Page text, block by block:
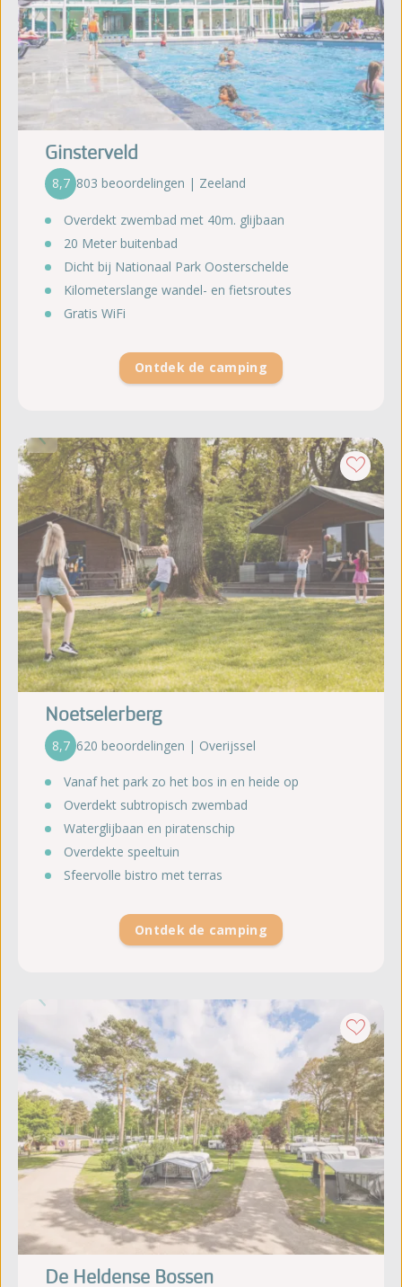
Ginsterveld
8,7 803 beoordelingen | Zeeland
Overdekt zwembad met 40m. glijbaan
20 Meter buitenbad
Dicht bij Nationaal Park Oosterschelde
Kilometerslange wandel- en fietsroutes
Gratis WiFi
Ontdek de camping
Noetselerberg
8,7 620 beoordelingen | Overijssel
Vanaf het park zo het bos in en heide op
Overdekt subtropisch zwembad
Waterglijbaan en piratenschip
Overdekte speeltuin
Sfeervolle bistro met terras
Ontdek de camping
De Heldense Bossen